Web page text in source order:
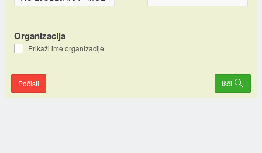
Organizacija
Prikaži ime organizacije
Počisti Išči